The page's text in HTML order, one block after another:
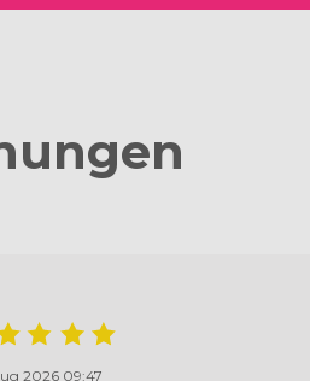
2026 09:47